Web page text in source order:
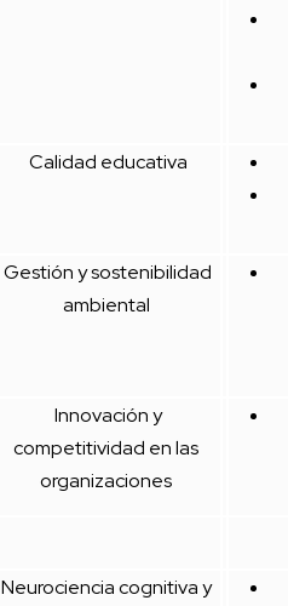
Calidad educativa
Gestión y sostenibilidad
ambiental
Innovación y
competitividad en las
organizaciones
Neurociencia cognitiva y